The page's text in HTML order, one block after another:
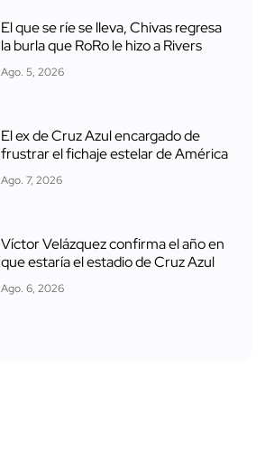
El que se ríe se lleva, Chivas regresa
la burla que RoRo le hizo a Rivers
Ago. 5, 2026
El ex de Cruz Azul encargado de
frustrar el fichaje estelar de América
Ago. 7, 2026
Víctor Velázquez confirma el año en
que estaría el estadio de Cruz Azul
Ago. 6, 2026